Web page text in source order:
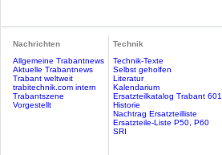
Nachrichten
Allgemeine Trabantnews
Aktuelle Trabantnews
Trabant weltweit
trabitechnik.com intern
Trabantszene
Vorgestellt
Technik
Technik-Texte
Selbst geholfen
Literatur
Kalendarium
Ersatzteilkatalog Trabant 601
Historie
Nachtrag Ersatzteilliste
Ersatzteile-Liste P50, P60
SRI